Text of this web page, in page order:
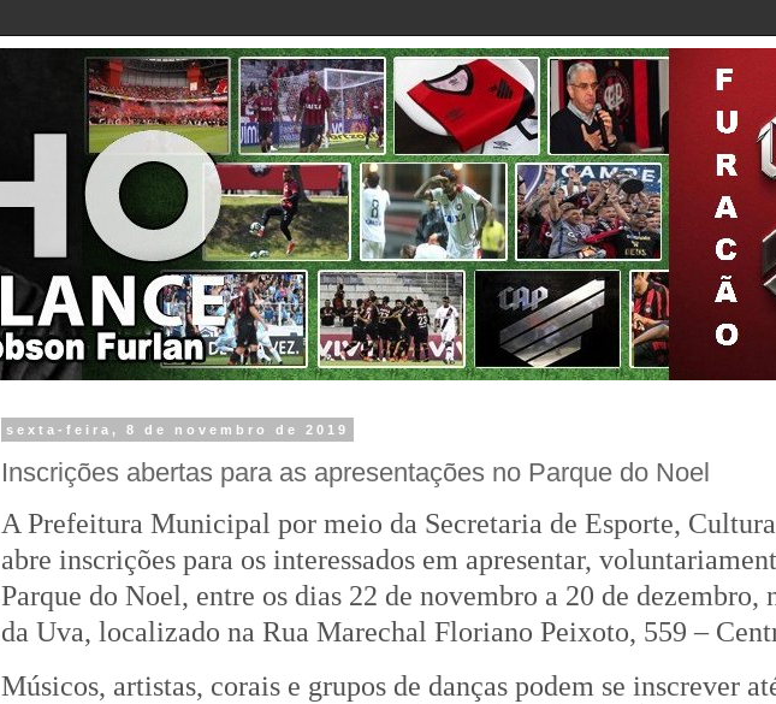
sexta-feira, 8 de novembro de 2019
Inscrições abertas para as apresentações no Parque do Noel
A Prefeitura Municipal por meio da Secretaria de Esporte,
abre inscrições para os interessados em apresentar,
Parque do Noel, entre os dias 22 de novembro a 20 de dezembro,
da Uva, localizado na Rua Marechal Floriano Peixoto, 559 –
Músicos, artistas, corais e grupos de danças podem se inscrever